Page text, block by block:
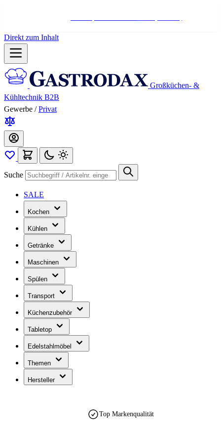
Direkt zum Inhalt
Großküchen- &
Kühltechnik B2B
Gewerbe / Privat
Suche
SALE
Kochen
Kühlen
Getränke
Maschinen
Spülen
Transport
Küchenzubehör
Tabletop
Edelstahlmöbel
Themen
Hersteller
Top Markenqualität